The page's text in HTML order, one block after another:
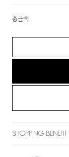
총금액
SHOPPING BENEFIT